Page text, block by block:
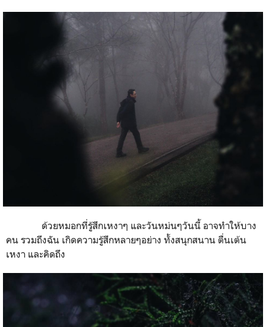
ด้วยหมอกที่รู้สึกเหงาๆ และวันหม่นๆวันนี้ อาจทำให้บาง
คน รวมถึงฉัน เกิดความรู้สึกหลายๆอย่าง ทั้งสนุกสนาน ตื่นเต้น
เหงา และคิดถึง